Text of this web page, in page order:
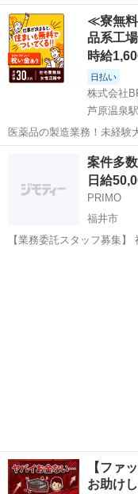
業OK！ 工場未経験でもご
丁寧にサポート！ 未経験
☆...
福井 丹生郡 工場
≪寮無料
品系工
時給
日払い
株式会社
芦原温泉駅
医薬品の製造業務！未経
万円以上可◎社会保険完備
あり♪食堂あり◎《福井県あわら市》 人気の工場
製造オペレーター◇
あわら市 芦
案件多
日給
PRIMO
福井市
【業務委託スタッフ募集】 福井県エリアで、これまでの空調修理経験
【ファ
お助け